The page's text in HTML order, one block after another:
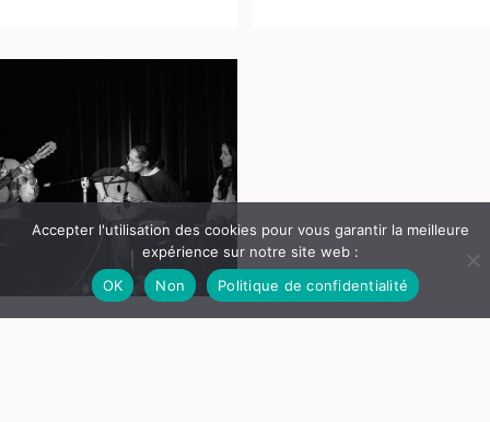
Accepter l'utilisation des cookies pour vous garantir la meilleure
expérience sur notre site web :
OK
Non Politique de confidentialité